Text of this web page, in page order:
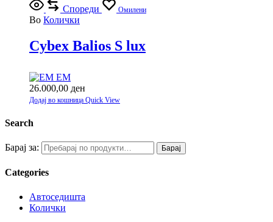
Спореди Омилени
Во Колички
Cybex Balios S lux
EM
26.000,00 ден
Додај во кошница Quick View
Search
Барај за: Барај
Categories
Автоседишта
Колички